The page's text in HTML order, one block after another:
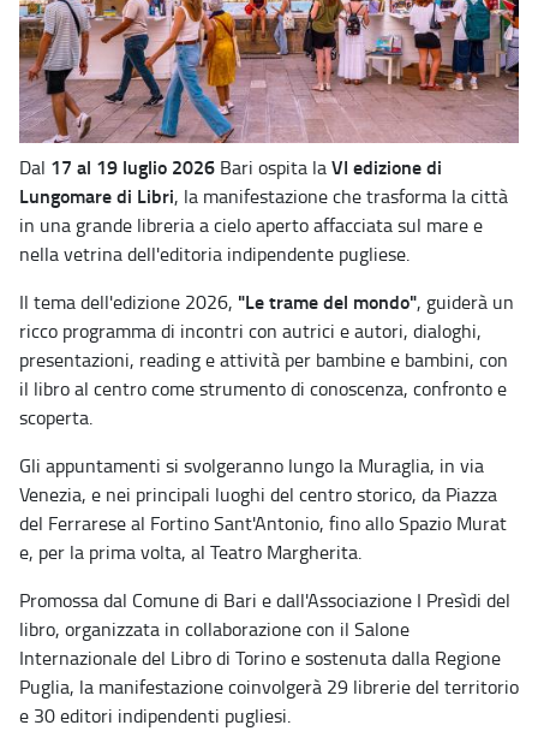
Dal 17 al 19 luglio 2026 Bari ospita laVI edizione di
Lungomare di Libri, la manifestazione che trasforma la città
in una grande libreria a cielo aperto affacciata sul mare e
nella vetrina dell'editoria indipendente pugliese.
Il tema dell'edizione 2026, "Le trame del mondo", guiderà un
ricco programma di incontri con autrici e autori, dialoghi,
presentazioni, reading e attività per bambine e bambini, con
il libro al centro come strumento di conoscenza, confronto e
scoperta.
Gli appuntamenti si svolgeranno lungo la Muraglia, in via
Venezia, e nei principali luoghi del centro storico, da Piazza
del Ferrarese al Fortino Sant'Antonio, fino allo Spazio Murat
e, per la prima volta, al Teatro Margherita.
Promossa dal Comune di Bari e dall'Associazione I Presìdi del
libro, organizzata in collaborazione con il Salone
Internazionale del Libro di Torino e sostenuta dalla Regione
Puglia, la manifestazione coinvolgerà 29 librerie del territorio
e 30 editori indipendenti pugliesi.